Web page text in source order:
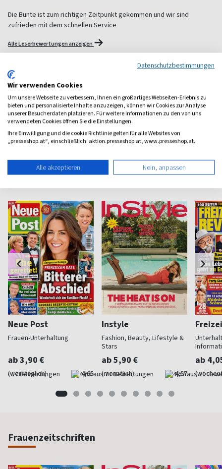
Die Bunte ist zum richtigen Zeitpunkt gekommen und wir sind
zufrieden mit dem schnellen Service
Alle Leserbewertungen anzeigen
1 Jahr Freude schenken!
Bei einer Auswahl von über 1.800 Magazinen finden Sie das
richtige Geschenk für jeden.
zum Geschenkabo-Finder
Weitere Unterhaltung-Magazine
Neue Post
Frauen-Unterhaltung
ab 3,90 €
(werktäglich) 4,65
Instyle
Fashion, Beauty, Lifestyle &
Stars
ab 5,90 €
(monatlich) 4,57
ab
Frauenzeitschriften
Datenschutzbestimmungen
Wir verwenden Cookies
Um unsere Webseite zu verbessern, Ihnen ein großartiges Webseiten-Erlebnis zu
bieten und personalisierte Inhalte anzuzeigen, können wir Cookies zur Analyse
unserer Besucherdaten platzieren. Für weitere Informationen zu den von uns
verwendeten Cookies öffnen Sie die Einstellungen.
Ihre Einwilligung und die cookie Richtlinie gelten für alle Websites von
„presseshop.at“, einschließlich: aktion.presseshop.at, www.presseshop.at.
Alle akzeptieren Nein, anpassen